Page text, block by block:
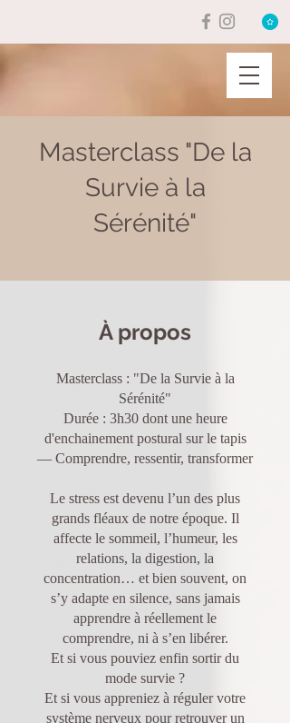
Masterclass "De la
Survie à la
Sérénité"
À propos
Masterclass : "De la Survie à la
Sérénité"
Durée : 3h30 dont une heure
d'enchainement postural sur le tapis
— Comprendre, ressentir, transformer
Le stress est devenu l’un des plus
grands fléaux de notre époque. Il
affecte le sommeil, l’humeur, les
relations, la digestion, la
concentration… et bien souvent, on
s’y adapte en silence, sans jamais
apprendre à réellement le
comprendre, ni à s’en libérer.
Et si vous pouviez enfin sortir du
mode survie ?
Et si vous appreniez à réguler votre
système nerveux pour retrouver un